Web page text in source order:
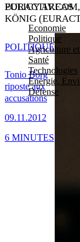
POLICY AREAS
Economie
Politique
Agriculture
Santé
Technologies
Energie,
Défense
KÖNIG
Tonio Borg
riposte aux
accusations
09.11.2012
POLITIQUE
6 MINUTES